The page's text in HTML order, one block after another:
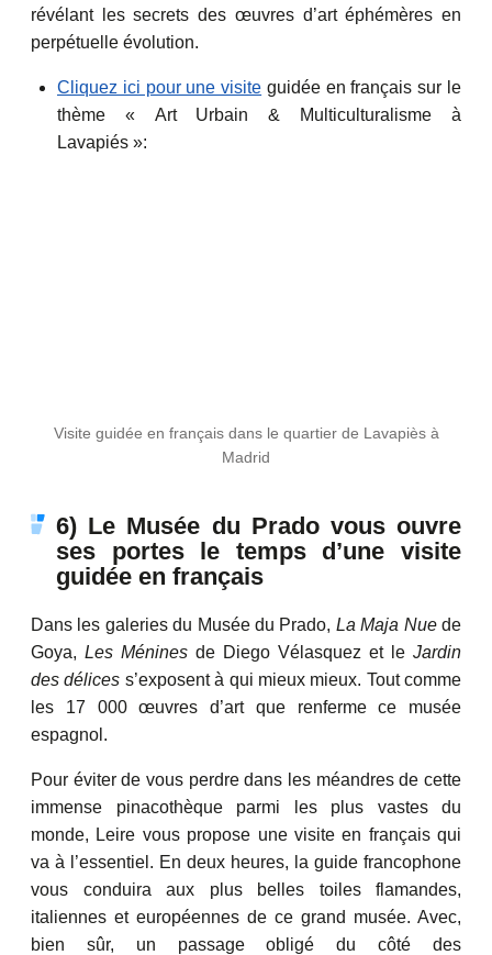
révélant les secrets des œuvres d’art éphémères en
perpétuelle évolution.
Cliquez ici pour une visite guidée en français sur le
thème « Art Urbain & Multiculturalisme à
Lavapiés »:
Visite guidée en français dans le quartier de Lavapiès à
Madrid
6) Le Musée du Prado vous ouvre
ses portes le temps d’une visite
guidée en français
Dans les galeries du Musée du Prado, La Maja Nuede
Goya, Les Ménines de Diego Vélasquez et le Jardin
des délices s’exposent à qui mieux mieux. Tout comme
les 17 000 œuvres d’art que renferme ce musée
espagnol.
Pour éviter de vous perdre dans les méandres de cette
immense pinacothèque parmi les plus vastes du
monde, Leire vous propose une visite en français qui
va à l’essentiel. En deux heures, la guide francophone
vous conduira aux plus belles toiles flamandes,
italiennes et européennes de ce grand musée. Avec,
bien sûr, un passage obligé du côté des